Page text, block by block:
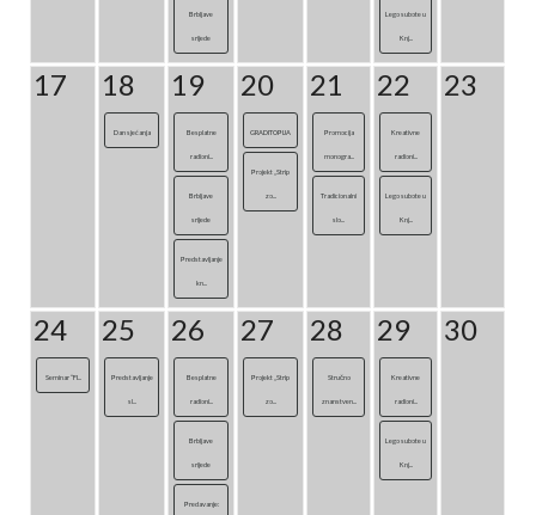
Brbljave
srijede
Lego subote u
Knj...
17 18
Dan sjećanja
19
Besplatne
radioni...
Brbljave
srijede
Predstavljanje
kn...
20
GRADITOPIJA
Projekt „Strip
zo...
21
Promocija
monogra...
Tradicionalni
slo...
22
Kreativne
radioni...
Lego subote u
Knj...
23
24
Seminar “FI...
25
Predstavljanje
sl...
26
Besplatne
radioni...
Brbljave
srijede
Predavanje:
27
Projekt „Strip
zo...
28
Stručno
znanstven...
29
Kreativne
radioni...
Lego subote u
Knj...
30